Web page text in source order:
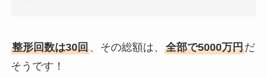
整形回数は30回、その総額は、 全部で5000万円だ
そうです！